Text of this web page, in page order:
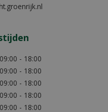
09:00 - 18:00
09:00 - 18:00
09:00 - 18:00
09:00 - 18:00
09:00 - 18:00